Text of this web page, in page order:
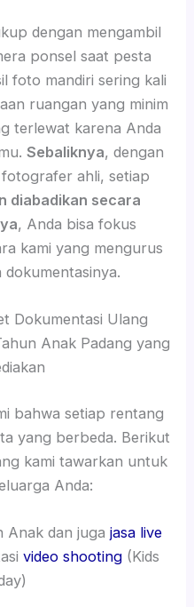
dengan mengambil
ponsel saat pesta
foto mandiri sering kali
ruangan yang minim
terlewat karena Anda
Sebaliknya, dengan
ahli, setiap
diabadikan secara
, Anda bisa fokus
kami yang mengurus
Dokumentasi Ulang
Anak Padang yang
bahwa setiap rentang
yang berbeda. Berikut
kami tawarkan untuk
Anda:
Anak dan juga jasa live
video shooting (Kids